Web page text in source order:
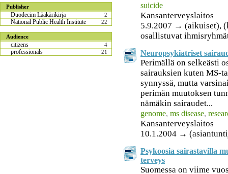
Publisher
Duodecim Lääkärikirja 2
National Public Health Institute 22
Audience
citizens 4
professionals 21
suicide
Kansanterveyslaitos
5.9.2007 → (aikuiset),
osallistuvat
Neuropsykiatriset
Perimällä on selkeästi
sairauksien kuten MS-
synnyssä, mutta
perimän muutoksen
nämäkin sairaudet...
genome, ms disease,
Kansanterveyslaitos
10.1.2004 →
Psykoosia sairastavilla
terveys
Suomessa on viime